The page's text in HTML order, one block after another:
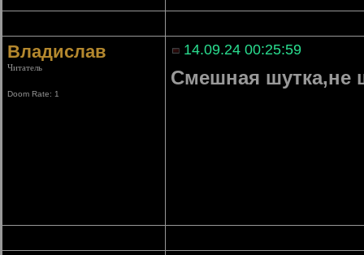
Владислав
Читатель
Doom Rate: 1
14.09.24 00:25:59
Смешная шутка,не